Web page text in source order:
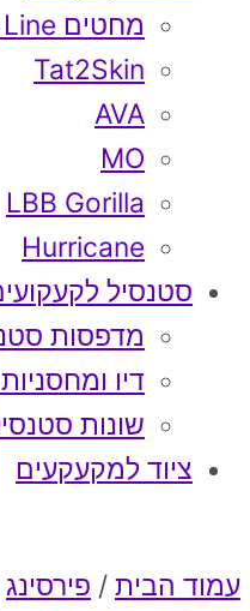
מחטים Fine Line
Tat2Skin
AVA
MO
LBB Gorilla
Hurricane
סטנסיל
מדפסות
דיו
שונות
ציוד למקעקעים
עמוד הבית / פירסינג